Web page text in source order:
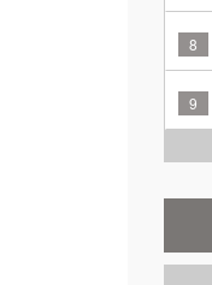
8
9
10
加
加
加